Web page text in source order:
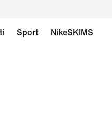
Sport NikeSKIMS